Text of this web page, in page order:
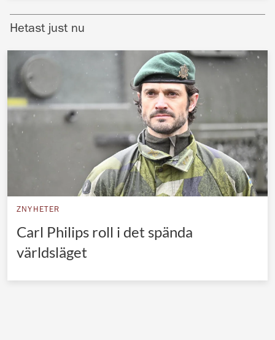
VÄRLDENS KUNGAHUS
Brittiska kungahuset
Norska kungahuset
Danska kungahuset
Spanska kungahuset
Nederländska kungahuset
Belgiska kungahuset
Jordanska kungahuset
Japanska kejsarhuset
REDAKTION
Hetast just nu
ZNYHETER
Carl Philips roll i det spända
världsläget